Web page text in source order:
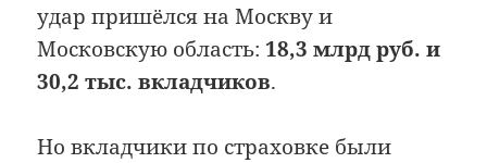
удар пришёлся на Москву и
Московскую область: 18,3 млрд руб. и
30,2 тыс. вкладчиков.
Но вкладчики по страховке были